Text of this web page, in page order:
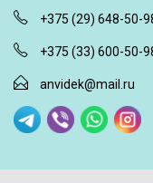
+375 (29) 648-50-
+375 (33) 600-50-
anvidek@mail.ru